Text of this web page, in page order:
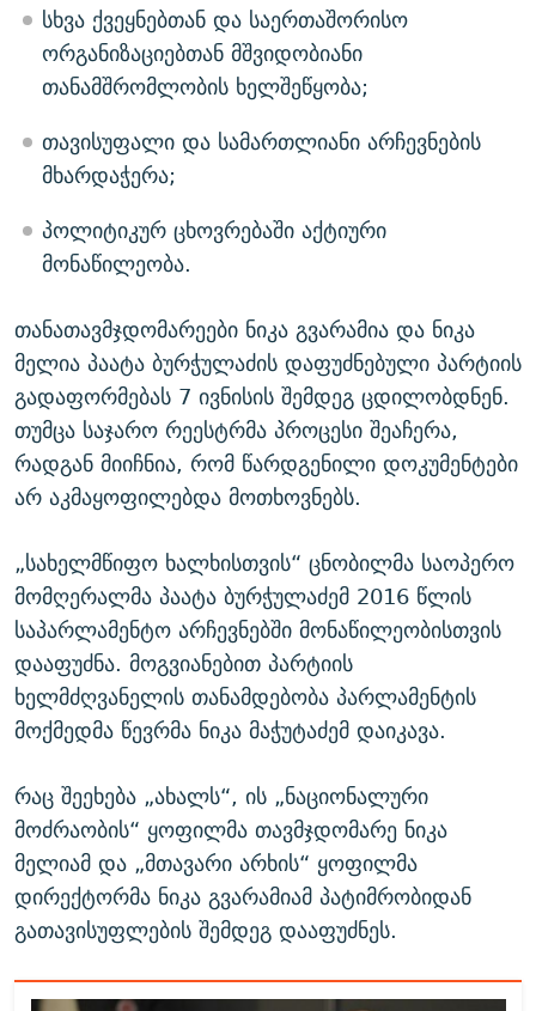
სხვა ქვეყნებთან და საერთაშორისო
ორგანიზაციებთან მშვიდობიანი
თანამშრომლობის ხელშეწყობა;
თავისუფალი და სამართლიანი არჩევნების
მხარდაჭერა;
პოლიტიკურ ცხოვრებაში აქტიური
მონაწილეობა.
თანათავმჯდომარეები ნიკა გვარამია და ნიკა
მელია პაატა ბურჭულაძის დაფუძნებული პარტიის
გადაფორმებას 7 ივნისის შემდეგ ცდილობდნენ.
თუმცა საჯარო რეესტრმა პროცესი შეაჩერა,
რადგან მიიჩნია, რომ წარდგენილი დოკუმენტები
არ აკმაყოფილებდა მოთხოვნებს.
„სახელმწიფო ხალხისთვის“ ცნობილმა საოპერო
მომღერალმა პაატა ბურჭულაძემ 2016 წლის
საპარლამენტო არჩევნებში მონაწილეობისთვის
დააფუძნა. მოგვიანებით პარტიის
ხელმძღვანელის თანამდებობა პარლამენტის
მოქმედმა წევრმა ნიკა მაჭუტაძემ დაიკავა.
რაც შეეხება „ახალს“, ის „ნაციონალური
მოძრაობის“ ყოფილმა თავმჯდომარე ნიკა
მელიამ და „მთავარი არხის“ ყოფილმა
დირექტორმა ნიკა გვარამიამ პატიმრობიდან
გათავისუფლების შემდეგ დააფუძნეს.